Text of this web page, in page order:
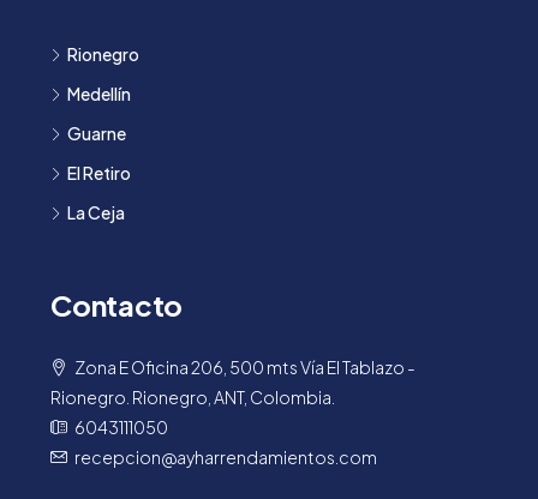
Rionegro
Medellín
Guarne
El Retiro
La Ceja
Contacto
Zona E Oficina 206, 500 mts Vía El Tablazo -
Rionegro. Rionegro, ANT, Colombia.
6043111050
recepcion@ayharrendamientos.com